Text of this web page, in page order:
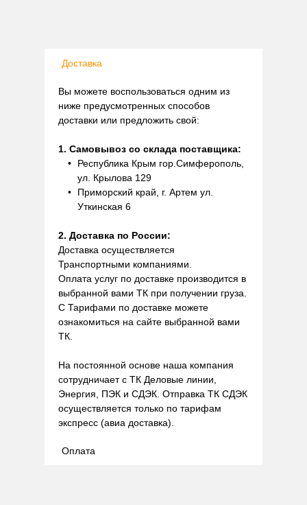
Доставка
Вы можете воспользоваться одним из
ниже предусмотренных способов
доставки или предложить свой:
1. Самовывоз со склада поставщика:
Республика Крым гор.Симферополь,
ул. Крылова 129
Приморский край, г. Артем ул.
Уткинская 6
2. Доставка по России:
Доставка осуществляется
Транспортными компаниями.
Оплата услуг по доставке производится в
выбранной вами ТК при получении груза.
С Тарифами по доставке можете
ознакомиться на сайте выбранной вами
ТК.
На постоянной основе наша компания
сотрудничает с ТК Деловые линии,
Энергия, ПЭК и СДЭК. Отправка ТК СДЭК
осуществляется только по тарифам
экспресс (авиа доставка).
Оплата